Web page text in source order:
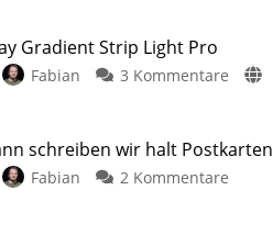
Gradient Strip Light Pro
Fabian 3 Kommentare
schreiben wir halt Postkarten
Fabian 2 Kommentare